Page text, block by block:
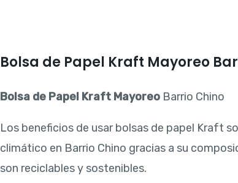
Bolsa de Papel Kraft Mayoreo
Bolsa de Papel Kraft Mayoreo Barrio Chino
Los beneficios de usar bolsas de papel Kraft
climático en Barrio Chino gracias a su
son reciclables y sostenibles.